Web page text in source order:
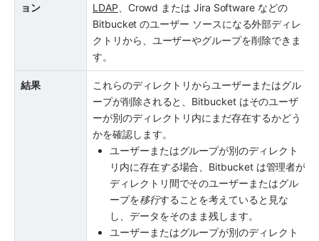
ョン
LDAP 、Crowd または Jira Software などの
Bitbucket のユーザー ソースになる外部ディレ
クトリから、ユーザーやグループを削除できま
す。
結果
これらのディレクトリからユーザーまたはグル
ープが削除されると、Bitbucket はそのユーザ
ーが別のディレクトリ内にまだ存在するかどう
かを確認します。
ユーザーまたはグループが別のディレクト
リ内に存在する場合、Bitbucket は管理者が
ディレクトリ間でそのユーザーまたはグル
ープを移行することを考えていると見な
し、データをそのまま残します。
ユーザーまたはグループが別のディレクト